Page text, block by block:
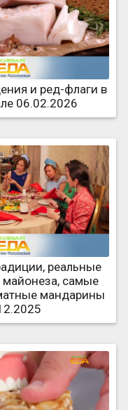
и ред-флаги в
06.02.2026
реальные
майонеза, самые
мандарины